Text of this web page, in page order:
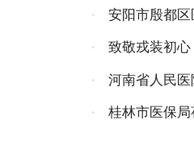
院顺利开启
·
安阳市殷都
训班开班
·
致敬戎装初
建军节座谈会
·
河南省人民
圆满落幕
·
桂林市医保